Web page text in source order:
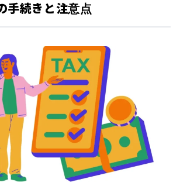
手続きと注意点